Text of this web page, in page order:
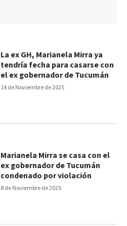
14 de Noviembre de 2025
La ex GH, Marianela Mirra ya
tendría fecha para casarse con
el ex gobernador de Tucumán
8 de Noviembre de 2025
Marianela Mirra se casa con el
ex gobernador de Tucumán
condenado por violación